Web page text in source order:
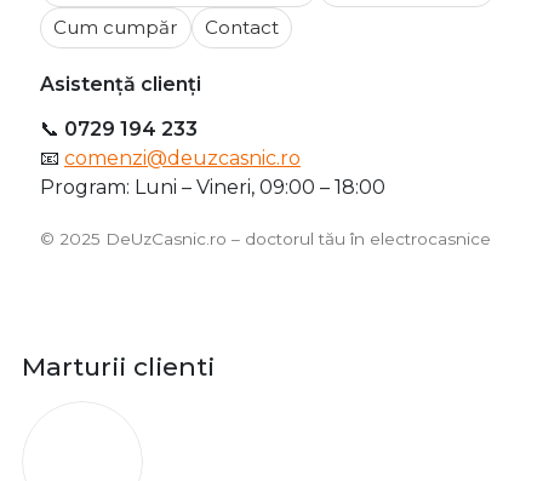
Cum cumpăr
Contact
Asistență clienți
📞 0729 194 233
📧 comenzi@deuzcasnic.ro
Program: Luni – Vineri, 09:00 – 18:00
©️ 2025 DeUzCasnic.ro – doctorul tău în electrocasnice
Marturii clienti